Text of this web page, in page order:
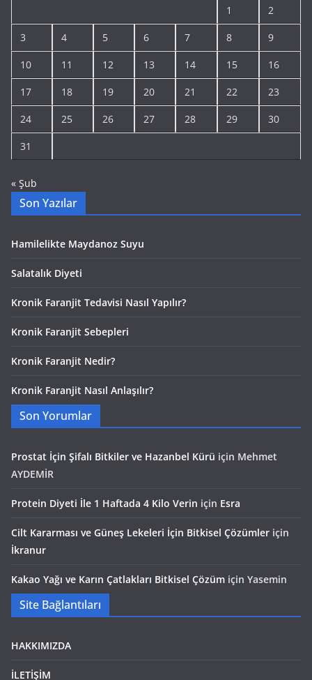
1 2
3 4 5 6 7 8 9
10 11 12 13 14 15 16
17 18 19 20 21 22 23
24 25 26 27 28 29 30
31
« Şub
Son Yazılar
Hamilelikte Maydanoz Suyu
Salatalık Diyeti
Kronik Faranjit Tedavisi Nasıl Yapılır?
Kronik Faranjit Sebepleri
Kronik Faranjit Nedir?
Kronik Faranjit Nasıl Anlaşılır?
Son Yorumlar
Prostat İçin Şifalı Bitkiler ve Hazanbel Kürü için Mehmet
AYDEMİR
Protein Diyeti İle 1 Haftada 4 Kilo Verin için Esra
Cilt Kararması ve Güneş Lekeleri İçin Bitkisel Çözümler için
İkranur
Kakao Yağı ve Karın Çatlakları Bitkisel Çözüm için Yasemin
Site Bağlantıları
HAKKIMIZDA
İLETİŞİM